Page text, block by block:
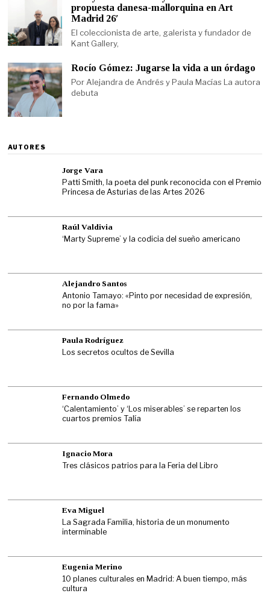
propuesta danesa-mallorquina en Art
Madrid 26′
El coleccionista de arte, galerista y fundador de
Kant Gallery,
Rocío Gómez: Jugarse la vida a un órdago
Por Alejandra de Andrés y Paula Macías La autora
debuta
AUTORES
Jorge Vara
Patti Smith, la poeta del punk reconocida con el Premio
Princesa de Asturias de las Artes 2026
Raúl Valdivia
‘Marty Supreme’ y la codicia del sueño americano
Alejandro Santos
Antonio Tamayo: «Pinto por necesidad de expresión,
no por la fama»
Paula Rodríguez
Los secretos ocultos de Sevilla
Fernando Olmedo
‘Calentamiento’ y ‘Los miserables’ se reparten los
cuartos premios Talía
Ignacio Mora
Tres clásicos patrios para la Feria del Libro
Eva Miguel
La Sagrada Familia, historia de un monumento
interminable
Eugenia Merino
10 planes culturales en Madrid: A buen tiempo, más
cultura